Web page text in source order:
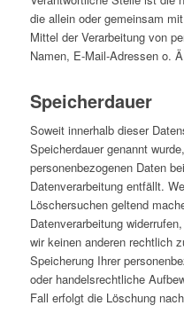
die allein oder gemeinsam
Mittel der Verarbeitung von
Namen, E-Mail-Adressen o.
Speicherdauer
Soweit innerhalb dieser
Speicherdauer genannt
personenbezogenen Daten
Datenverarbeitung entfällt.
Löschersuchen geltend
Datenverarbeitung
wir keinen anderen rechtlich
Speicherung Ihrer
oder handelsrechtliche
Fall erfolgt die Löschung